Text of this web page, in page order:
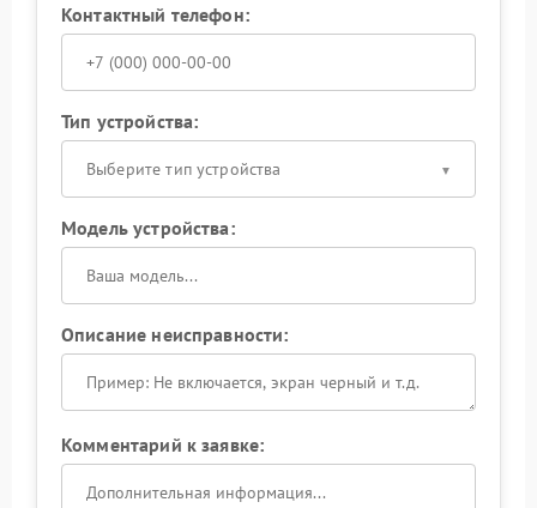
Контактный телефон:
Тип устройства:
Выберите тип устройства
Модель устройства:
Описание неисправности:
Комментарий к заявке: